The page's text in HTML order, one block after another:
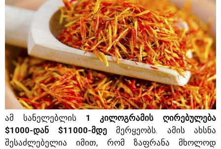
ამ სანელებლის 1 კილოგრამის ღირებულება
$1000-დან $11000-მდემერყეობს. ამის ახსნა
შესაძლებელია იმით, რომ ზაფრანა მხოლოდ